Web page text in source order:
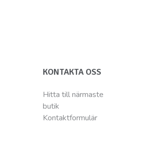
KONTAKTA OSS
Hitta till närmaste
butik
Kontaktformulär